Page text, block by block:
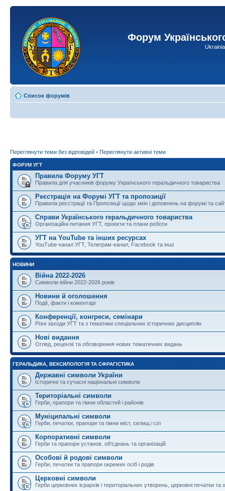
Форум
Список форумів
Переглянути теми без відповідей • Переглянути активні теми
ФОРУМ УГТ
Правила Форуму УГТ
Правила для учасників форуму Українського геральдичного товариства
Реєстрація на Форумі УГТ та пропозиції
Правила реєстрації та Пропозиції щодо змін і доповнень на форумі та
Справи Українського геральдичного товариства
Організаційні питання УГТ, проекти та плани роботи
УГТ на YouTube та інших ресурсах
YouTube-канал УГТ, Телеграм-канал, Facebook та інші
НОВИНИ
Війна 2022-2026
Символи війни 2022-2026 років
Новини й оголошення
Події, факти і коментарі
Конференції, конгреси, семінари
Різні заходи УГТ та з тематики спеціальних історичних дисциплін
Нові видання
Огляд, рецензії та обговорення нових тематичних видань
ГЕРАЛЬДИКА, ВЕКСИЛОЛОГІЯ ТА СФРАГІСТИКА
Державні символи України
Історичні та сучасні національні символи
Територіальні символи
Герби, прапори та гімни областей і районів
Муніципальні символи
Герби, печатки, прапори та гімни міст, селищ і сіл
Корпоративні символи
Герби та прапори установ, об'єднань та організацій
Особові й родові символи
Герби, печатки та прапори окремих осіб і родів
Церковні символи
Герби церковних ієрархів і територіальних утворень, церковні печатки та